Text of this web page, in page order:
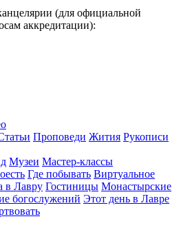
(для официальной
аккредитации):
Проповеди Жития Рукописи
Музеи Мастер-классы
Где побывать Виртуальное
в Лавру Гостиницы Монастырские
богослужений Этот день в Лавре